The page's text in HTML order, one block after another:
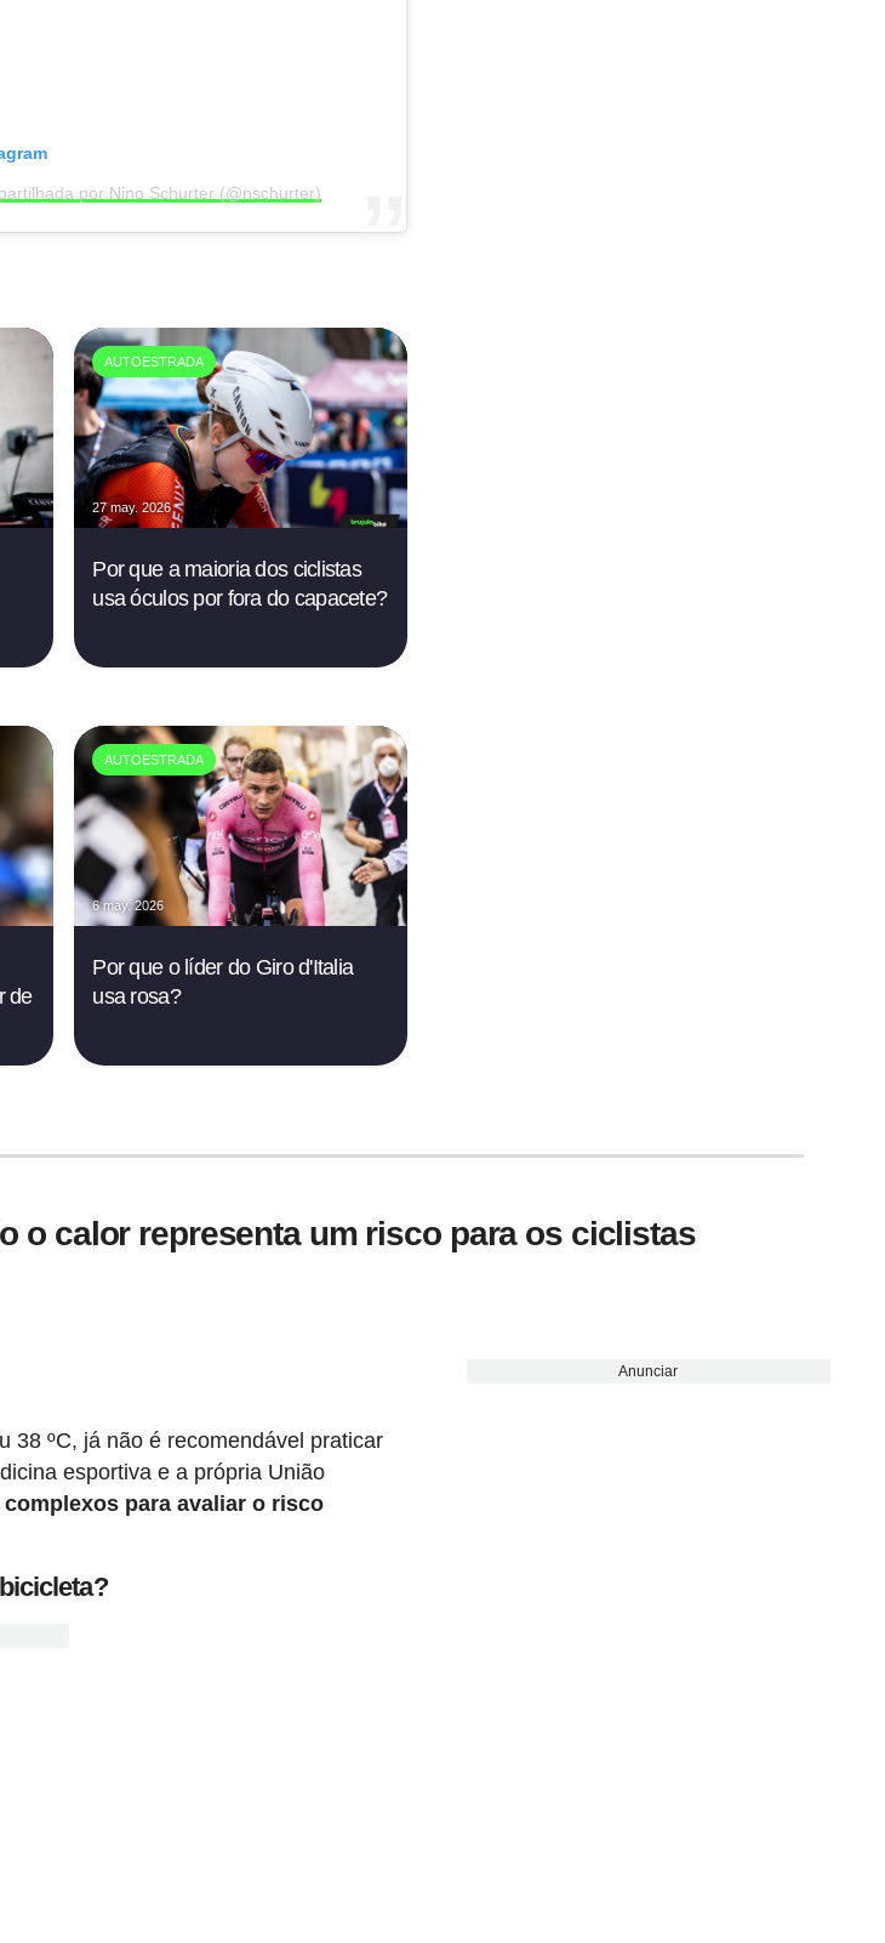
por Nino Schurter (@nschurter)
AUTOESTRADA
27 may. 2026
Por que a maioria dos ciclistas
usa óculos por fora do capacete?
de
AUTOESTRADA
6 may. 2026
Por que o líder do Giro d'Italia
usa rosa?
o calor representa um risco para os ciclistas
38 ºC, já não é recomendável praticar
esportiva e a própria União
para avaliar o risco
Anunciar